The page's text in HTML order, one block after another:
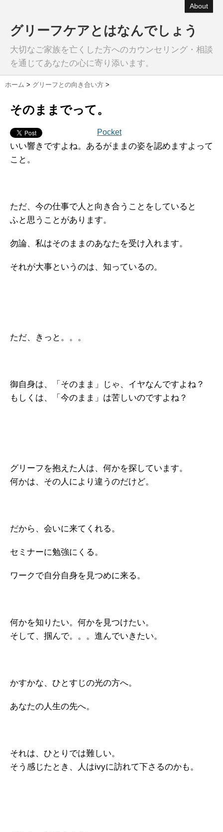
About
グリーフケアとはなんでしょう
大切なご家族を亡くした方へのカウンセリング・相談
を通じてあなたの心に寄り添います。
ホーム > グリーフとの向き合い方 >
そのままでって。
Pocket
いい響きですよね。あるがままの姿を認めますよって
こと。
ただ、今の仕事で人と向き合うことをしていると
ふと思うことがあります。
勿論、私はそのままのあなたを受け入れます。
それが大事というのは、知っているの。
ただ、きっと。。。
御自身は、「そのまま」じゃ、イヤなんですよね？
もしくは、「今のまま」は苦しいのですよね？
グリーフを抱えた人は、何かを探しています。
何かは、その人により違うのだけど。
だから、会いに来てくれる。
セミナーに勉強にくる。
ワークで自分自身を見つめに来る。
何かを知りたい。何かを見つけたい。
そして、掴んで。。。進んでいきたい。
かすかな、ひとすじの光の方へ。
あなたの人生の先へ。
それは、ひとりでは難しい。
そう感じたとき、人はivyに訪れて下さるのかも。